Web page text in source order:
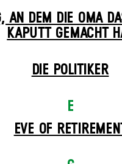
AN DEM DIE OMA
KAPUTT GEMACHT
DIE POLITIKER
E
EVE OF